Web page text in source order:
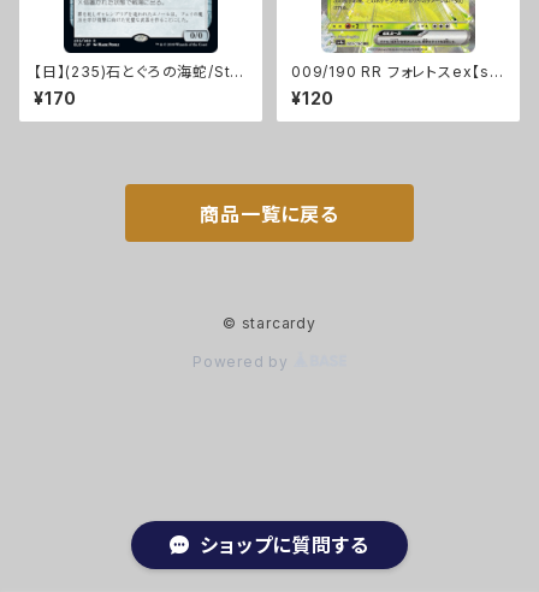
ショップに質問する
【日】(235)石とぐろの海蛇/Sto
necoil Serpent [ELD]
¥170
009/190 RR フォレトスex【sv
4a】[G]
¥120
商品一覧に戻る
© starcardy
Powered by